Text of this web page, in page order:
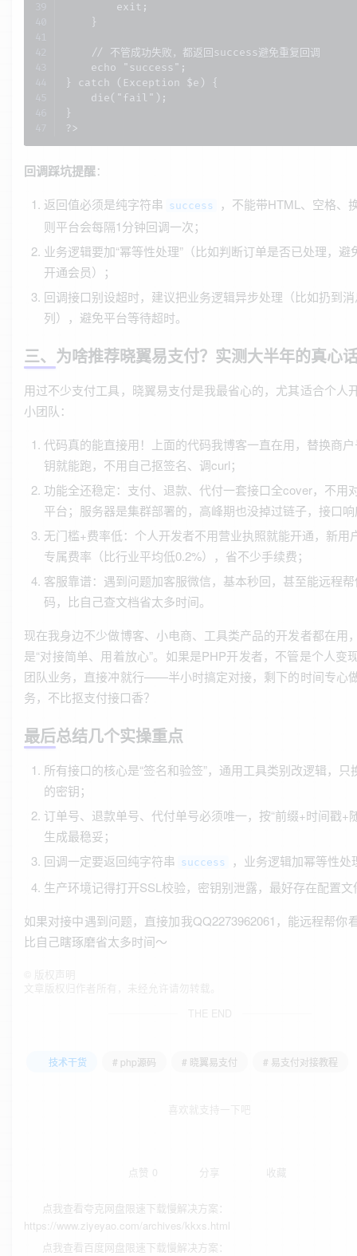
        exit;
    }
    // 不管成功失败，都返回success避免重复回调
    echo "success";
} catch (Exception $e) {
    die("fail");
}
?>
回调踩坑提醒：
返回值必须是纯字符串 success
，不能带HTML、空格、
则平台会每隔1分钟回调一次；
业务逻辑要加“幂等性处理”（比如判断订单是否已处理，避
开通会员）；
回调接口别设超时，建议把业务逻辑异步处理（比如扔到
列），避免平台等待超时。
三、为啥推荐晓翼易支付？实测大半年的真心
用过不少支付工具，晓翼易支付是我最省心的，尤其适合个人
小团队：
代码真的能直接用！上面的代码我博客一直在用，替换商
钥就能跑，不用自己抠签名、调curl；
功能全还稳定：支付、退款、代付一套接口全cover，不用
平台；服务器是集群部署的，高峰期也没掉过链子，接口
无门槛+费率低：个人开发者不用营业执照就能开通，新用
专属费率（比行业平均低0.2%），省不少手续费；
客服靠谱：遇到问题加客服微信，基本秒回，甚至能远程
码，比自己查文档省太多时间。
现在我身边不少做博客、小电商、工具类产品的开发者都在用
是“对接简单、用着放心”。如果是PHP开发者，不管是个人变
团队业务，直接冲就行——半小时搞定对接，剩下的时间专心
务，不比抠支付接口香？
最后总结几个实操重点
所有接口的核心是“签名和验签”，通用工具类别改逻辑，只
的密钥；
订单号、退款单号、代付单号必须唯一，按“前缀+时间戳+
生成最稳妥；
回调一定要返回纯字符串 success
，业务逻辑加幂等性处
生产环境记得打开SSL校验，密钥别泄露，最好存在配置文
如果对接中遇到问题，直接加我QQ2273962061，能远程帮你
比自己瞎琢磨省太多时间～
技术干货 # php源码 # 晓翼易支付 # 易支付对接教程
点赞 0 分享 收藏
点我查看夸克网盘限速下载慢解决方案：
https://www.ziyeyao.com/archives/kkxs.html
点我查看百度网盘限速下载慢解决方案：